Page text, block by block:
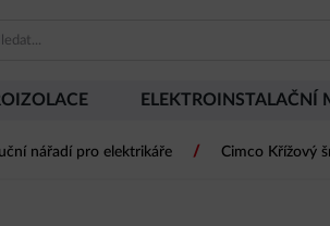
ELEKTROINSTALAČNÍ
nářadí pro elektrikáře / Cimco Křížový